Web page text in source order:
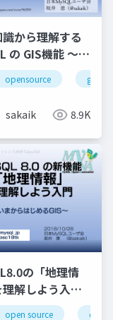
xml
から理解する
の GIS機能 ～
#4
opensource gis
sakaik 8.9K
gis opensquare
の「地理情
解しよう入門
らはじめるGIS
open source